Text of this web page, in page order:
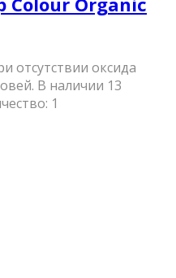
отсутствии оксида
В наличии 13
1